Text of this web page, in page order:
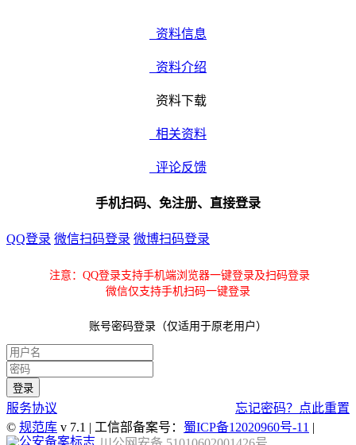
资料信息
资料介绍
资料下载
相关资料
评论反馈
手机扫码、免注册、直接登录
QQ登录 微信扫码登录 微博扫码登录
注意：QQ登录支持手机端浏览器一键登录及扫码登录
微信仅支持手机扫码一键登录
账号密码登录（仅适用于原老用户）
服务协议
忘记密码？点此重置
© 规范库 v 7.1 | 工信部备案号： 蜀ICP备12020960号-11 |